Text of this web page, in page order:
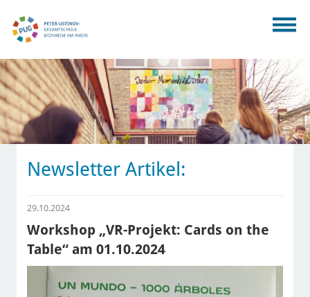
Newsletter Artikel:
29.10.2024
Workshop „VR-Projekt: Cards on the
Table“ am 01.10.2024